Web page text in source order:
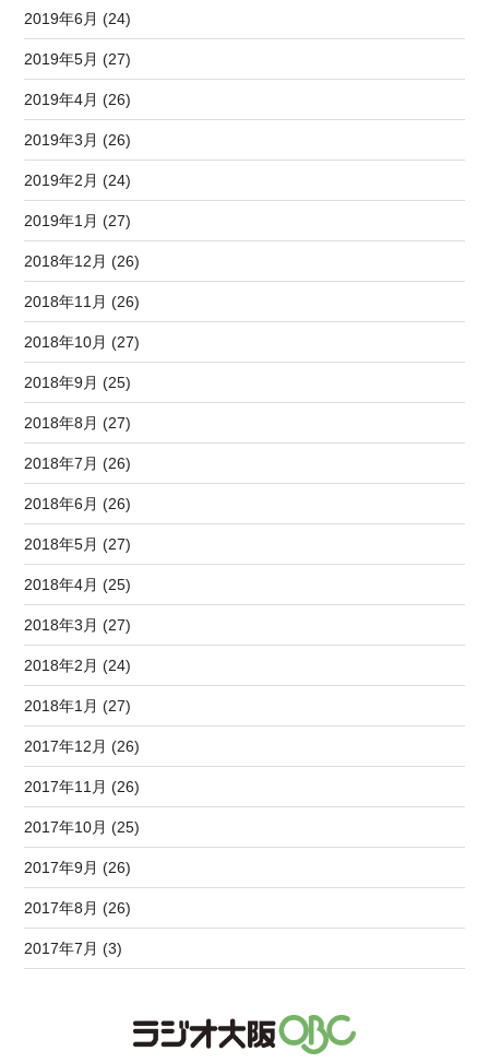
2019年6月 (24)
2019年5月 (27)
2019年4月 (26)
2019年3月 (26)
2019年2月 (24)
2019年1月 (27)
2018年12月 (26)
2018年11月 (26)
2018年10月 (27)
2018年9月 (25)
2018年8月 (27)
2018年7月 (26)
2018年6月 (26)
2018年5月 (27)
2018年4月 (25)
2018年3月 (27)
2018年2月 (24)
2018年1月 (27)
2017年12月 (26)
2017年11月 (26)
2017年10月 (25)
2017年9月 (26)
2017年8月 (26)
2017年7月 (3)